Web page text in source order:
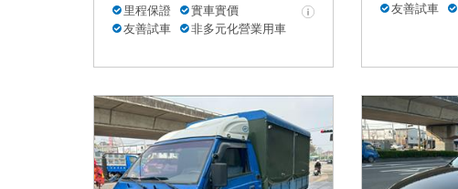
里程保證
實車實價
友善試車
非多元化營業用車
友善試車